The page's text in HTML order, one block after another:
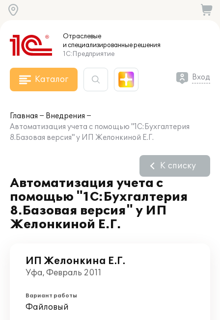
Отраслевые
и специализированныерешения
1С:Предприятие
Каталог Вход
Главная
Внедрения
Автоматизация учета с помощью "1С:Бухгалтерия
8.Базовая версия" у ИП Желонкиной Е.Г.
Автоматизация учета с
помощью "1С:Бухгалтерия
8.Базовая версия" у ИП
Желонкиной Е.Г.
К списку
ИП Желонкина Е.Г.
Уфа, Февраль 2011
Вариант работы
Файловый